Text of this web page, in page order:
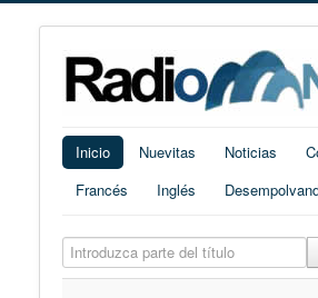
Inicio Nuevitas Noticias
Francés
Inglés
Introduzca parte del título